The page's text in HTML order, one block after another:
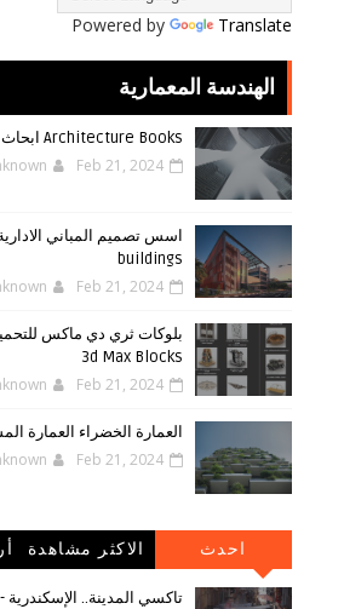
Powered by Translate
الهندسة المعمارية
Architecture Books ابحاث انشاء معمارى
Feb 21, 2024
buildings
Feb 21, 2024
بلوكات ثري دي ماكس
3d Max Blocks
Feb 21, 2024
العمارة الخضراء العمارة
Feb 21, 2024
احدث
المشاركات
الاكثر مشاهدة
تاكسي المدينة.. الإسكندرية